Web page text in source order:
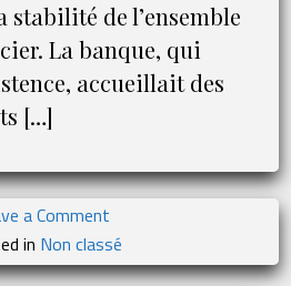
de l’ensemble
La banque, qui
accueillait des
[…]
a Comment
Les
banques
in Non classé